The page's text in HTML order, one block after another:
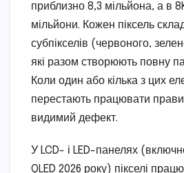
приблизно 8,3 мільйона, а в
мільйони. Кожен піксель
субпікселів (червоного,
які разом створюють повну
Коли один або кілька з цих
перестають працювати
видимий дефект.
У LCD- і LED-панелях
QLED 2026 року) пікселі